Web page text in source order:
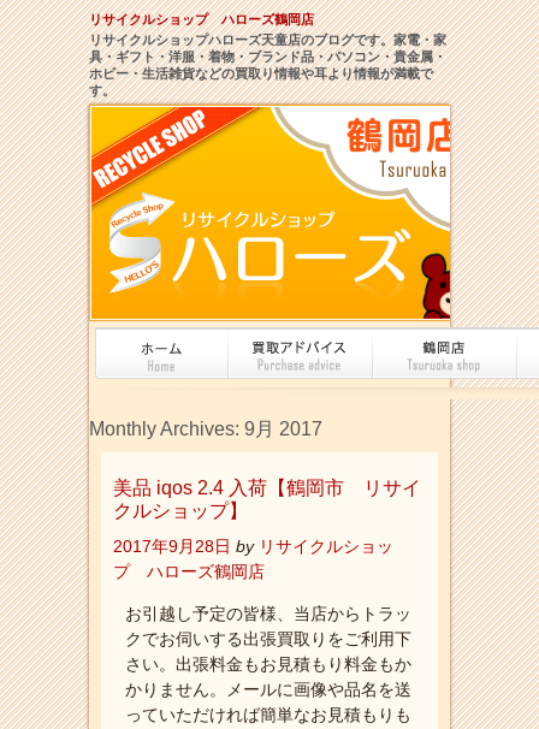
リサイクルショップ ハローズ鶴岡店
リサイクルショップハローズ天童店のブログです。家電・家
具・ギフト・洋服・着物・ブランド品・パソコン・貴金属・
ホビー・生活雑貨などの買取り情報や耳より情報が満載で
す。
Monthly Archives: 9月 2017
美品 iqos 2.4 入荷【鶴岡市 リサイ
クルショップ】
2017年9月28日 by リサイクルショッ
プ ハローズ鶴岡店
お引越し予定の皆様、当店からトラッ
クでお伺いする出張買取りをご利用下
さい。出張料金もお見積もり料金もか
かりません。メールに画像や品名を送
っていただければ簡単なお見積もりも